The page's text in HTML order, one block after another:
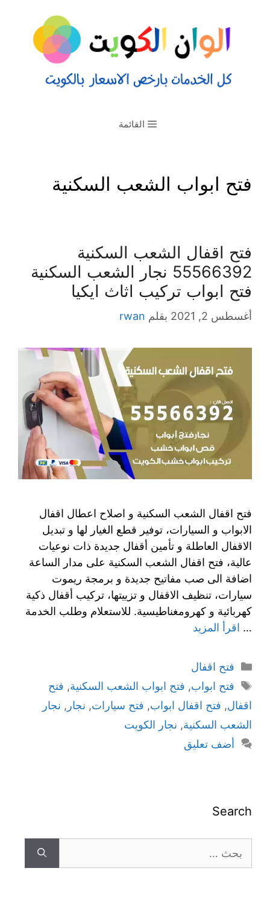
القائمة
فتح ابواب الشعب السكنية
فتح اقفال الشعب السكنية
55566392 نجار الشعب السكنية
فتح ابواب تركيب اثاث ايكيا
أغسطس 2, 2021 بقلم rwan
فتح اقفال الشعب السكنية و اصلاح اعطال اقفال
الابواب و السيارات، توفير قطع الغيار لها و تبديل
الاقفال العاطلة و تأمين أقفال جديدة ذات نوعيات
عالية، فتح اقفال الشعب السكنية على مدار الساعة
اضافة الى صب مفاتيح جديدة و برمجة ريموت
سيارات، تنظيف الاقفال و تزييتها، تركيب أقفال ذكية
كهربائية و كهرومغناطيسية. للاستعلام وطلب الخدمة
… اقرأ المزيد
فتح اقفال
فتح ابواب, فتح ابواب الشعب السكنية, فتح
اقفال, فتح اقفال ابواب, فتح سيارات, نجار , نجار
الشعب السكنية, نجار الكويت
أضف تعليق
Search